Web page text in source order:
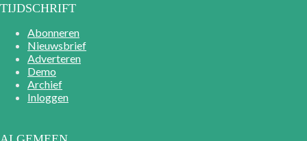
TIJDSCHRIFT
Abonneren
Nieuwsbrief
Adverteren
Demo
Archief
Inloggen